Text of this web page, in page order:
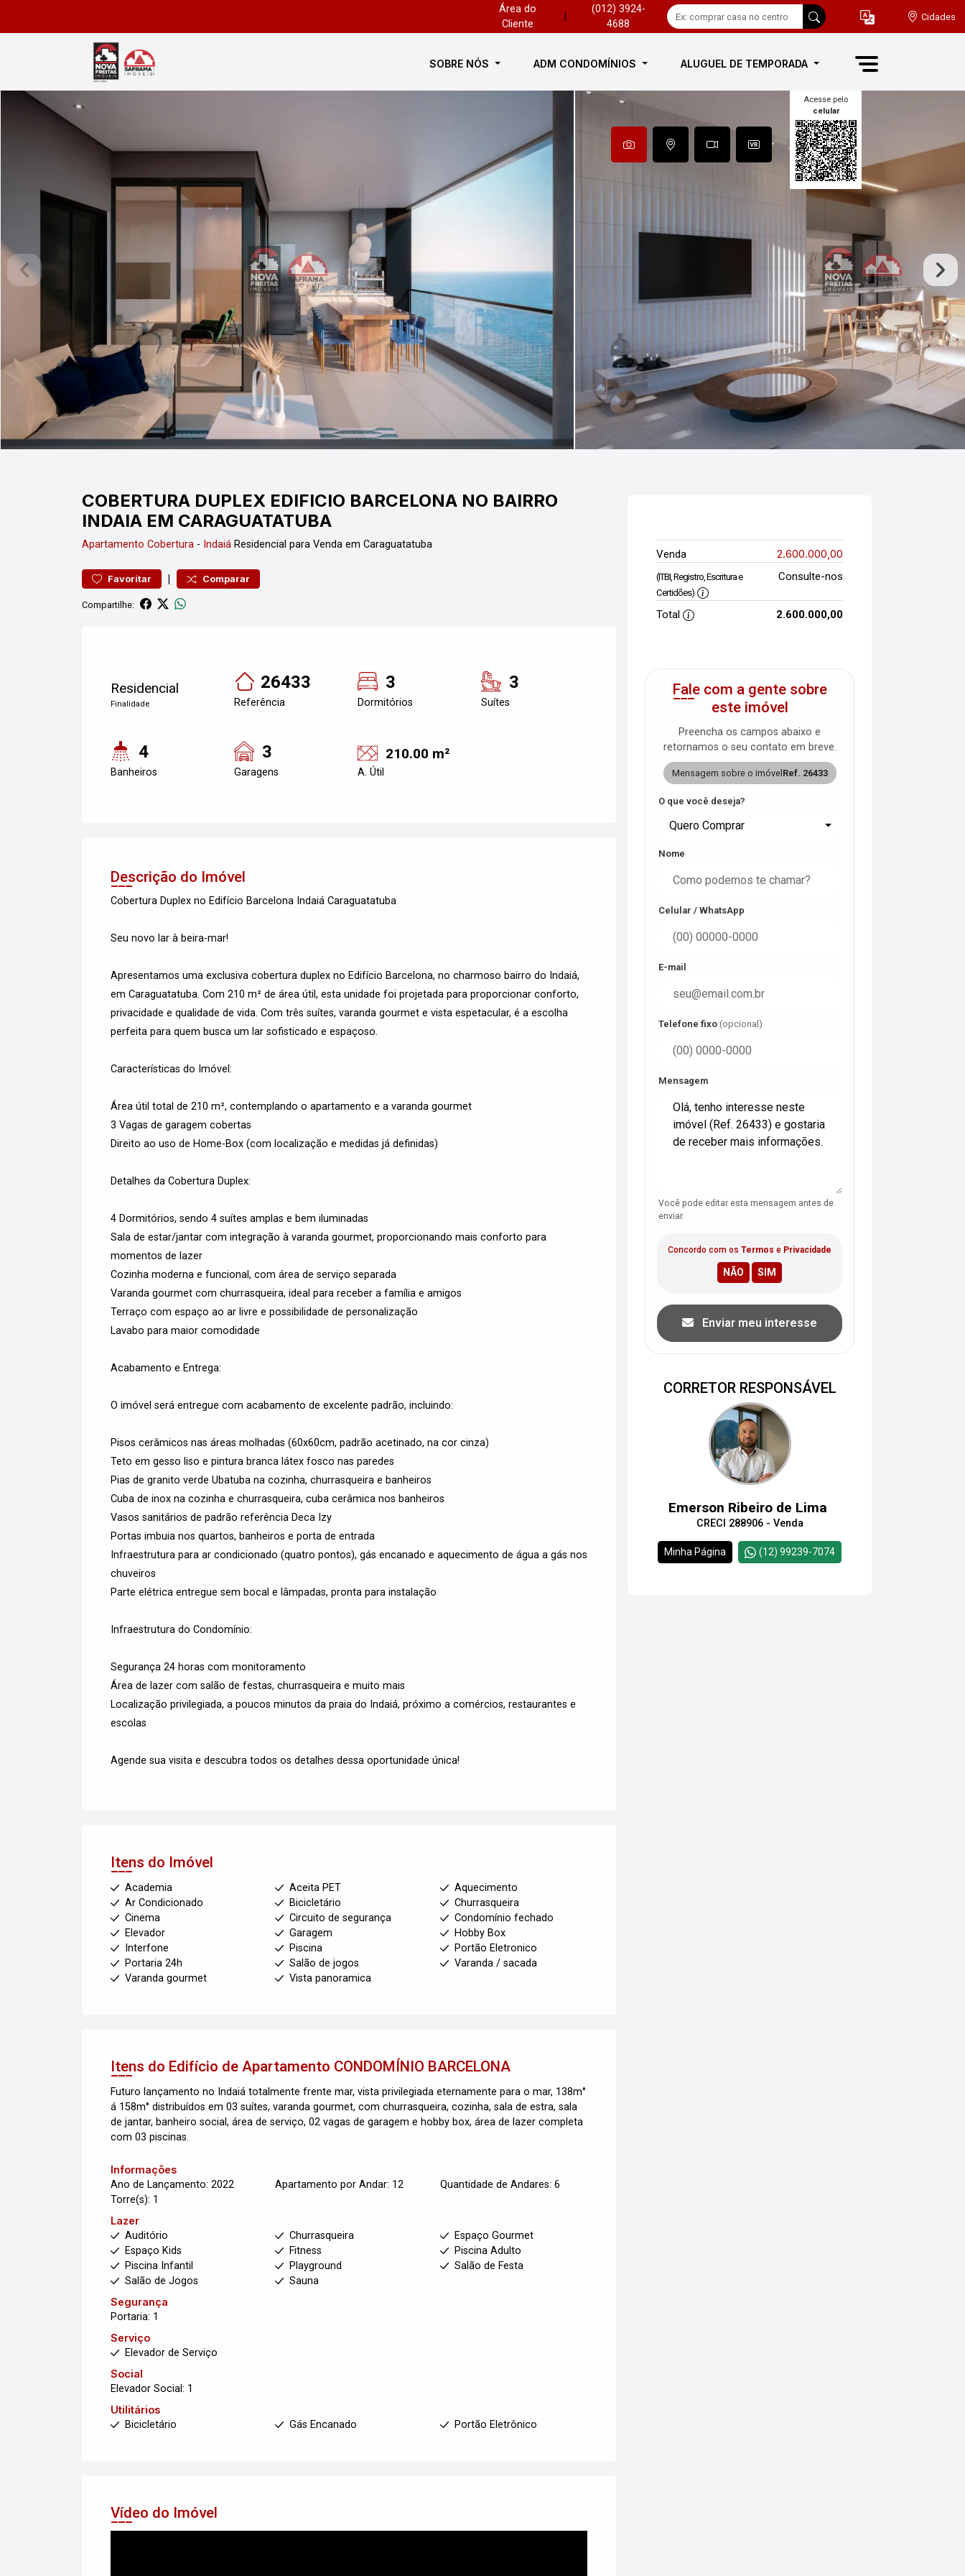
Área do
Cliente
(012) 3924-
4688
Cidades
SOBRE NÓS ADM CONDOMÍNIOS ALUGUEL DE TEMPORADA
Acesse pelo
celular
COBERTURA DUPLEX EDIFICIO BARCELONA NO BAIRRO
INDAIA EM CARAGUATATUBA
Apartamento Cobertura - Indaiá Residencial para Venda em Caraguatatuba
Favoritar | Comparar
Compartilhe:
Residencial
Finalidade
26433
Referência
3
Dormitórios
3
Suítes
4
Banheiros
3
Garagens
210.00 m²
A. Útil
Descrição do Imóvel
Cobertura Duplex no Edifício Barcelona Indaiá Caraguatatuba
Seu novo lar à beira-mar!
Apresentamos uma exclusiva cobertura duplex no Edifício Barcelona, no charmoso bairro do Indaiá,
em Caraguatatuba. Com 210 m² de área útil, esta unidade foi projetada para proporcionar conforto,
privacidade e qualidade de vida. Com três suítes, varanda gourmet e vista espetacular, é a escolha
perfeita para quem busca um lar sofisticado e espaçoso.
Características do Imóvel:
Área útil total de 210 m², contemplando o apartamento e a varanda gourmet
3 Vagas de garagem cobertas
Direito ao uso de Home-Box (com localização e medidas já definidas)
Detalhes da Cobertura Duplex:
4 Dormitórios, sendo 4 suítes amplas e bem iluminadas
Sala de estar/jantar com integração à varanda gourmet, proporcionando mais conforto para
momentos de lazer
Cozinha moderna e funcional, com área de serviço separada
Varanda gourmet com churrasqueira, ideal para receber a família e amigos
Terraço com espaço ao ar livre e possibilidade de personalização
Lavabo para maior comodidade
Acabamento e Entrega:
O imóvel será entregue com acabamento de excelente padrão, incluindo:
Pisos cerâmicos nas áreas molhadas (60x60cm, padrão acetinado, na cor cinza)
Teto em gesso liso e pintura branca látex fosco nas paredes
Pias de granito verde Ubatuba na cozinha, churrasqueira e banheiros
Cuba de inox na cozinha e churrasqueira, cuba cerâmica nos banheiros
Vasos sanitários de padrão referência Deca Izy
Portas imbuia nos quartos, banheiros e porta de entrada
Infraestrutura para ar condicionado (quatro pontos), gás encanado e aquecimento de água a gás nos
chuveiros
Parte elétrica entregue sem bocal e lâmpadas, pronta para instalação
Infraestrutura do Condomínio:
Segurança 24 horas com monitoramento
Área de lazer com salão de festas, churrasqueira e muito mais
Localização privilegiada, a poucos minutos da praia do Indaiá, próximo a comércios, restaurantes e
escolas
Agende sua visita e descubra todos os detalhes dessa oportunidade única!
Itens do Imóvel
Academia Aceita PET
Aquecimento
Ar Condicionado
Bicicletário
Churrasqueira
Cinema
Circuito de segurança
Condomínio fechado
Elevador
Garagem
Hobby Box
Interfone
Piscina
Portão Eletronico
Portaria 24h
Salão de jogos
Varanda / sacada
Varanda gourmet
Vista panoramica
Itens do Edifício de Apartamento CONDOMÍNIO BARCELONA
Futuro lançamento no Indaiá totalmente frente mar, vista privilegiada eternamente para o mar, 138m°
á 158m° distribuídos em 03 suítes, varanda gourmet, com churrasqueira, cozinha, sala de estra, sala
de jantar, banheiro social, área de serviço, 02 vagas de garagem e hobby box, área de lazer completa
com 03 piscinas.
Informações
Ano de Lançamento: 2022
Apartamento por Andar: 12
Quantidade de Andares: 6
Torre(s): 1
Lazer
Auditório
Churrasqueira
Espaço Gourmet
Espaço Kids
Fitness
Piscina Adulto
Piscina Infantil
Playground
Salão de Festa
Salão de Jogos
Sauna
Segurança
Portaria: 1
Serviço
Elevador de Serviço
Social
Elevador Social: 1
Utilitários
Bicicletário
Gás Encanado Portão Eletrônico
Vídeo do Imóvel
Venda 2.600.000,00
(ITBI, Registro, Escritura e
Certidões)
Consulte-nos
Total 2.600.000,00
Fale com a gente sobre
este imóvel
Preencha os campos abaixo e
retornamos o seu contato em breve.
Mensagem sobre o imóvel Ref. 26433
O que você deseja?
Quero Comprar
Nome
Celular / WhatsApp
E-mail
Telefone fixo (opcional)
Mensagem
Você pode editar esta mensagem antes de
enviar.
Concordo com os Termos e Privacidade
Enviar meu interesse
CORRETOR RESPONSÁVEL
Emerson Ribeiro de Lima
CRECI 288906 - Venda
Minha Página (12) 99239-7074